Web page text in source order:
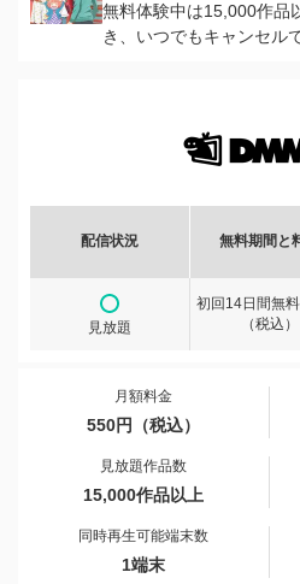
無料体験中は15,000作品
き、いつでもキャンセル
配信状況 無料期間と
見放題
初回14日間無
（税込）
月額料金
550円（税込）
見放題作品数
15,000作品以上
同時再生可能端末数
1端末